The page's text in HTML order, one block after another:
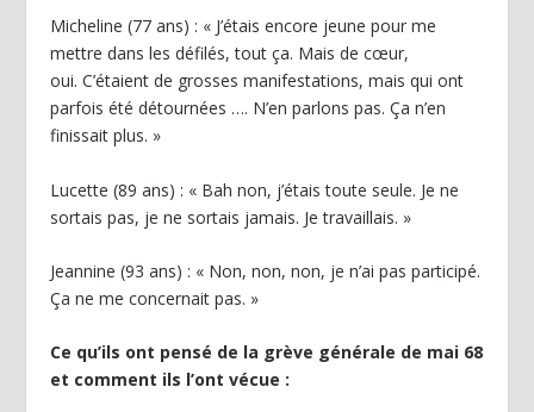
Micheline (77 ans) : « J’étais encore jeune pour me
mettre dans les défilés, tout ça. Mais de cœur,
oui. C’étaient de grosses manifestations, mais qui ont
parfois été détournées …. N’en parlons pas. Ça n’en
finissait plus. »
Lucette (89 ans) : « Bah non, j’étais toute seule. Je ne
sortais pas, je ne sortais jamais. Je travaillais. »
Jeannine (93 ans) : « Non, non, non, je n’ai pas participé.
Ça ne me concernait pas. »
Ce qu’ils ont pensé de la grève générale de mai 68
et comment ils l’ont vécue :